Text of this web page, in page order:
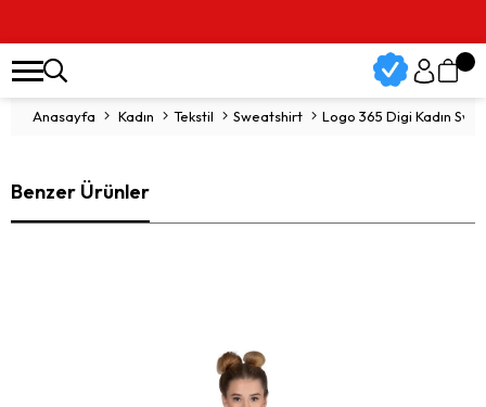
Anasayfa Kadın Tekstil Sweatshirt Logo 365 Digi Kadın
Benzer Ürünler